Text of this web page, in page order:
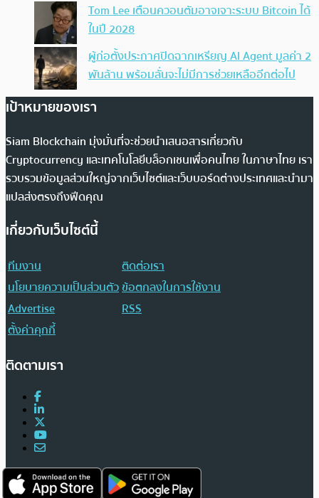
Tom Lee เตือนควอนตัมอาจเจาะระบบ Bitcoin ได้
ในปี 2028
ผู้ก่อตั้งประกาศปิดฉากเหรียญ AI Agent มูลค่า 2
พันล้าน พร้อมลั่นจะไม่มีการช่วยเหลืออีกต่อไป
เป้าหมายของเรา
Siam Blockchain มุ่งมั่นที่จะช่วยนำเสนอสารเกี่ยวกับ
Cryptocurrency และเทคโนโลยีบล็อกเชนเพื่อคนไทย ในภาษาไทย เรา
รวบรวมข้อมูลส่วนใหญ่จากเว็บไซต์และเว็บบอร์ดต่างประเทศและนำมา
แปลส่งตรงถึงฟีดคุณ
เกี่ยวกับเว็บไซต์นี้
ทีมงาน
ติดต่อเรา
นโยบายความเป็นส่วนตัวข้อตกลงในการใช้งาน
Advertise
RSS
ตั้งค่าคุกกี้
ติดตามเรา